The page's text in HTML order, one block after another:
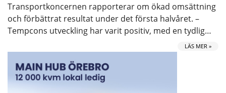
Transportkoncernen rapporterar om ökad omsättning
och förbättrat resultat under det första halvåret. –
Tempcons utveckling har varit positiv, med en tydlig…
LÄS MER »